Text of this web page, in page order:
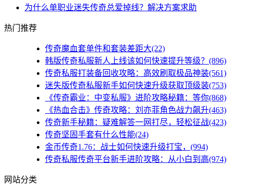
为什么单职业迷失传奇总爱掉线？解决方案求助
热门推荐
传奇魔血套单件和套装差距大(22)
韩版传奇私服新人上线该如何快速提升等级？(896)
传奇私服打装备回收攻略：高效刷取极品神装(561)
迷失版传奇私服新手如何快速升级获取顶级装(753)
《传奇霸业：中变私服》进阶攻略秘籍：等你(868)
《热血合击》传奇攻略：刘亦菲角色战力飙升(463)
传奇新手秘籍：疑难解答一网打尽，轻松征战(423)
传奇坚固手套有什么性能(24)
金币传奇1.76：战士如何快速升级打宝，(994)
传奇私服传奇平台新手进阶攻略：从小白到高(974)
网站分类